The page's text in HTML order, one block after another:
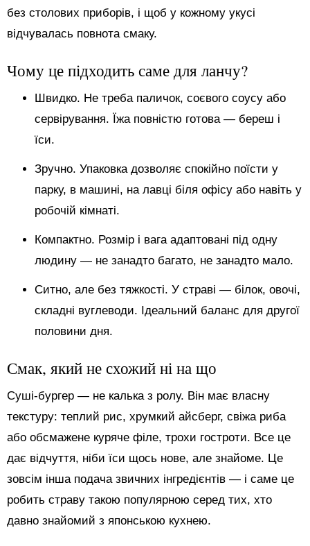
без столових приборів, і щоб у кожному укусі
відчувалась повнота смаку.
Чому це підходить саме для ланчу?
Швидко. Не треба паличок, соєвого соусу або
сервірування. Їжа повністю готова — береш і
їси.
Зручно. Упаковка дозволяє спокійно поїсти у
парку, в машині, на лавці біля офісу або навіть у
робочій кімнаті.
Компактно. Розмір і вага адаптовані під одну
людину — не занадто багато, не занадто мало.
Ситно, але без тяжкості. У страві — білок, овочі,
складні вуглеводи. Ідеальний баланс для другої
половини дня.
Смак, який не схожий ні на що
Суші-бургер — не калька з ролу. Він має власну
текстуру: теплий рис, хрумкий айсберг, свіжа риба
або обсмажене куряче філе, трохи гостроти. Все це
дає відчуття, ніби їси щось нове, але знайоме. Це
зовсім інша подача звичних інгредієнтів — і саме це
робить страву такою популярною серед тих, хто
давно знайомий з японською кухнею.